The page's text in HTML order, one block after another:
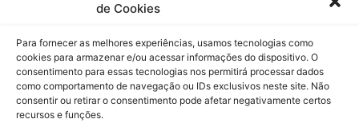
de Cookies
Para fornecer as melhores experiências, usamos tecnologias como
cookies para armazenar e/ou acessar informações do dispositivo. O
consentimento para essas tecnologias nos permitirá processar dados
como comportamento de navegação ou IDs exclusivos neste site. Não
consentir ou retirar o consentimento pode afetar negativamente certos
recursos e funções.